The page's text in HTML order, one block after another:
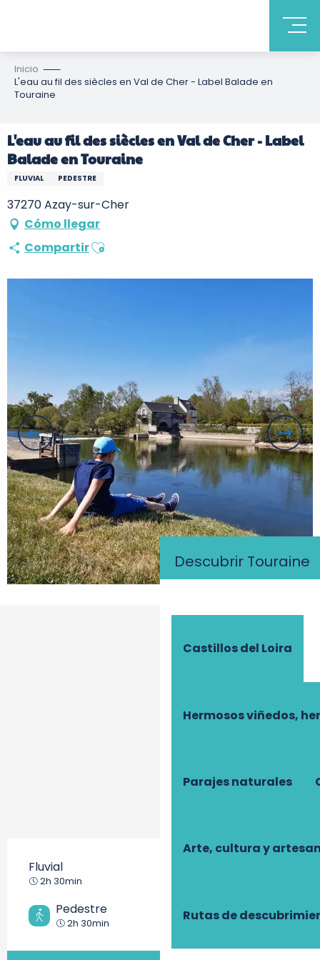
Descubrir Touraine
Castillos del Loira
Hermosos viñedos,
Parajes naturales
Arte, cultura y
Rutas de
Inicio
L'eau au fil des siècles en Val de Cher - Label Balade en
Touraine
L'eau au fil des siècles en Val de Cher - Label
Balade en Touraine
FLUVIAL PEDESTRE
37270 Azay-sur-Cher
Cómo llegar
CompartirAjouter aux favoris
Fluvial
2h 30min
Pedestre
2h 30min Fácil